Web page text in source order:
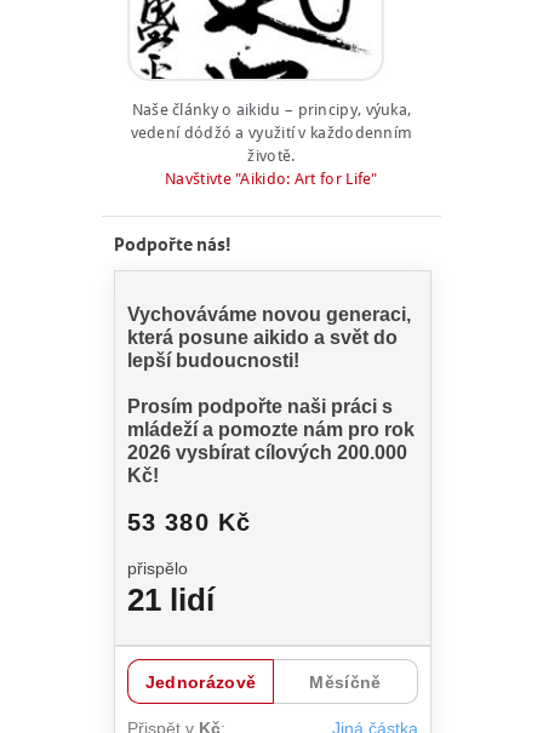
Naše články o aikidu – principy, výuka,
vedení dódžó a využití v každodenním
životě.
Navštivte "Aikido: Art for Life"
Podpořte nás!